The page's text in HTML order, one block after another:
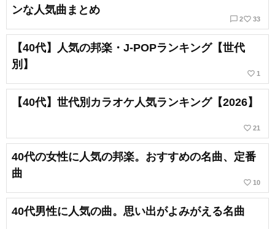
ンな人気曲まとめ
chat_bubble_outline 2favorite_border 33
【40代】人気の邦楽・J-POPランキング【世代
別】
favorite_border 1
【40代】世代別カラオケ人気ランキング【2026】
favorite_border 21
40代の女性に人気の邦楽。おすすめの名曲、定番
曲
favorite_border 10
40代男性に人気の曲。思い出がよみがえる名曲